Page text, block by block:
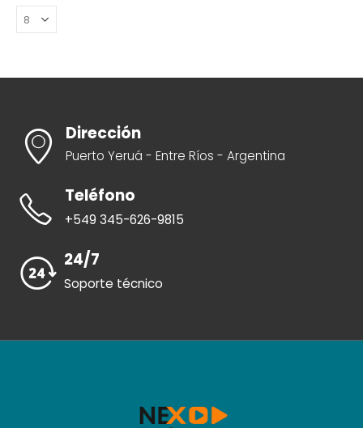
Dirección
Puerto Yeruá - Entre Ríos - Argentina
Teléfono
+549 345-626-9815
24/7
Soporte técnico